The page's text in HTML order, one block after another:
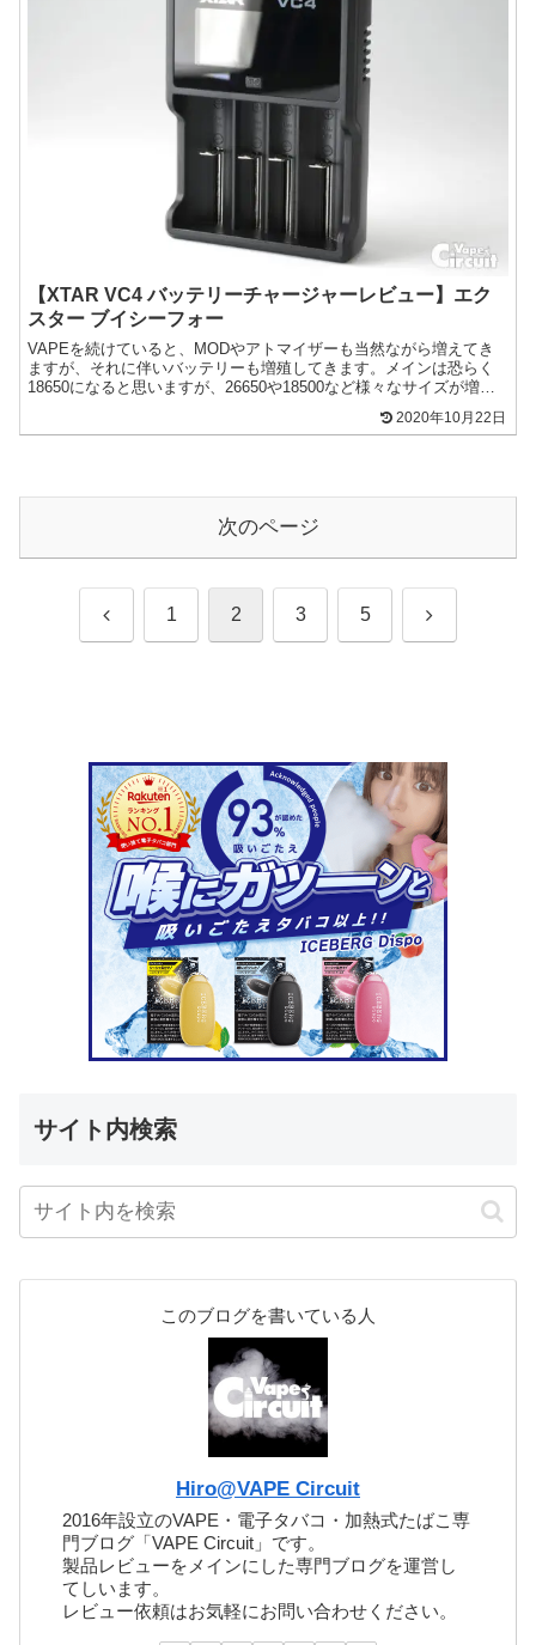
【XTAR VC4 バッテリーチャージャーレビュー】エク
スター ブイシーフォー
VAPEを続けていると、MODやアトマイザーも当然ながら増えてき
ますが、それに伴いバッテリーも増殖してきます。メインは恐らく
18650になると思いますが、26650や18500など様々なサイズが増え
2020年10月22日
次のページ
前 1 2 3 5 次
サイト内検索
このブログを書いている人
Hiro@VAPE Circuit
2016年設立のVAPE・電子タバコ・加熱式たばこ専
門ブログ「VAPE Circuit」です。
製品レビューをメインにした専門ブログを運営し
てしいます。
レビュー依頼はお気軽にお問い合わせください。